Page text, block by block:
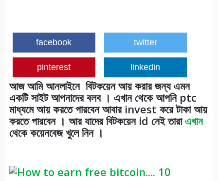
facebook twitter
pinterest linkedin
আজ আমি আনলাইনে বিটকয়েন আয় করার জন্য এমন
একটি সাইট আপনাদের বলব । এখান থেকে আপনি ptc
মাধ্যমে আয় করতে পারবেন আবার invest করে টাকা আয়
করতে পারবেন । আর যাদের বিটকয়েন id নেই তারাএখান
থেকে কয়েনবেজ খুলে নিন ।